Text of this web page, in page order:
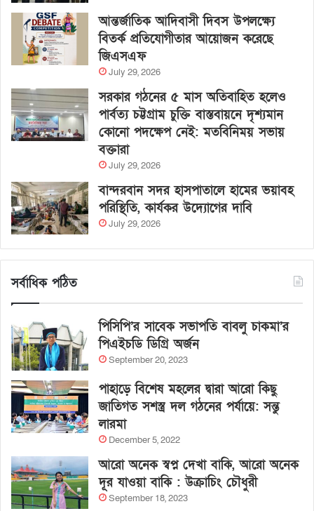
আন্তর্জাতিক আদিবাসী দিবস উপলক্ষ্যে
বিতর্ক প্রতিযোগীতার আয়োজন করেছে
জিএসএফ
July 29, 2026
সরকার গঠনের ৫ মাস অতিবাহিত হলেও
পার্বত্য চট্টগ্রাম চুক্তি বাস্তবায়নে দৃশ্যমান
কোনো পদক্ষেপ নেই: মতবিনিময় সভায়
বক্তারা
July 29, 2026
বান্দরবান সদর হাসপাতালে হামের ভয়াবহ
পরিস্থিতি, কার্যকর উদ্যোগের দাবি
July 29, 2026
সর্বাধিক পঠিত
পিসিপি’র সাবেক সভাপতি বাবলু চাকমা’র
পিএইচডি ডিগ্রি অর্জন
September 20, 2023
পাহাড়ে বিশেষ মহলের দ্বারা আরো কিছু
জাতিগত সশস্ত্র দল গঠনের পর্যায়ে: সন্তু
লারমা
December 5, 2022
আরো অনেক স্বপ্ন দেখা বাকি, আরো অনেক
দূর যাওয়া বাকি : উক্রাচিং চৌধুরী
September 18, 2023